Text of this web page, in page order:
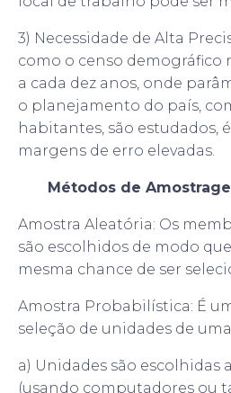
3) Necessidade de Alta
como o censo demográfico
a cada dez anos, onde
o planejamento do país,
habitantes, são estudados,
margens de erro elevadas.
Métodos de
Amostra Aleatória: Os
são escolhidos de modo
mesma chance de ser
Amostra Probabilística: É
seleção de unidades de
a) Unidades são escolhidas
(usando computadores ou